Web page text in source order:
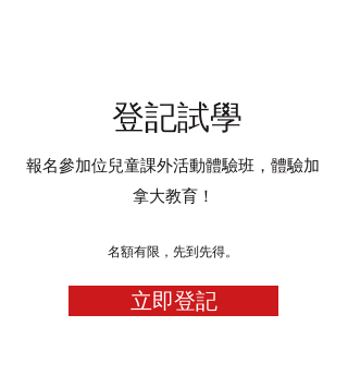
登記試學
報名參加位兒童課外活動體驗班， 體驗加
拿大教育！
名額有限，先到先得。
立即登記